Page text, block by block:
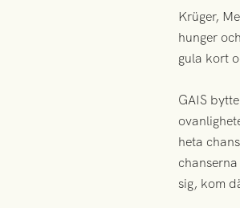
Krüger,
hunger
gula kort
GAIS
heta
sig, kom